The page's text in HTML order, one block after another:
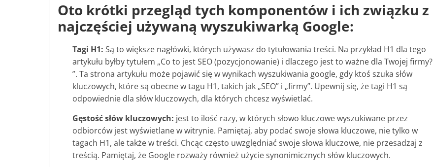
Oto krótki przegląd tych komponentów i ich związku z
najczęściej używaną wyszukiwarką Google:
Tagi H1: Są to większe nagłówki, których używasz do tytułowania treści. Na przykład H1 dla tego
artykułu byłby tytułem „Co to jest SEO (pozycjonowanie) i dlaczego jest to ważne dla Twojej firmy?
”. Ta strona artykułu może pojawić się w wynikach wyszukiwania google, gdy ktoś szuka słów
kluczowych, które są obecne w tagu H1, takich jak „SEO” i „firmy”. Upewnij się, że tagi H1 są
odpowiednie dla słów kluczowych, dla których chcesz wyświetlać.
Gęstość słów kluczowych: jest to ilość razy, w których słowo kluczowe wyszukiwane przez
odbiorców jest wyświetlane w witrynie. Pamiętaj, aby podać swoje słowa kluczowe, nie tylko w
tagach H1, ale także w treści. Chcąc często uwzględniać swoje słowa kluczowe, nie przesadzaj z
treścią. Pamiętaj, że Google rozważy również użycie synonimicznych słów kluczowych.